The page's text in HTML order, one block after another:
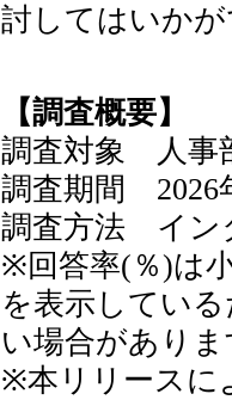
討してはいか
【調査概要】
調査対象 人事
調査期間 2026
調査方法 イン
※回答率(％)は
を表示してい
い場合があり
※本リリースに